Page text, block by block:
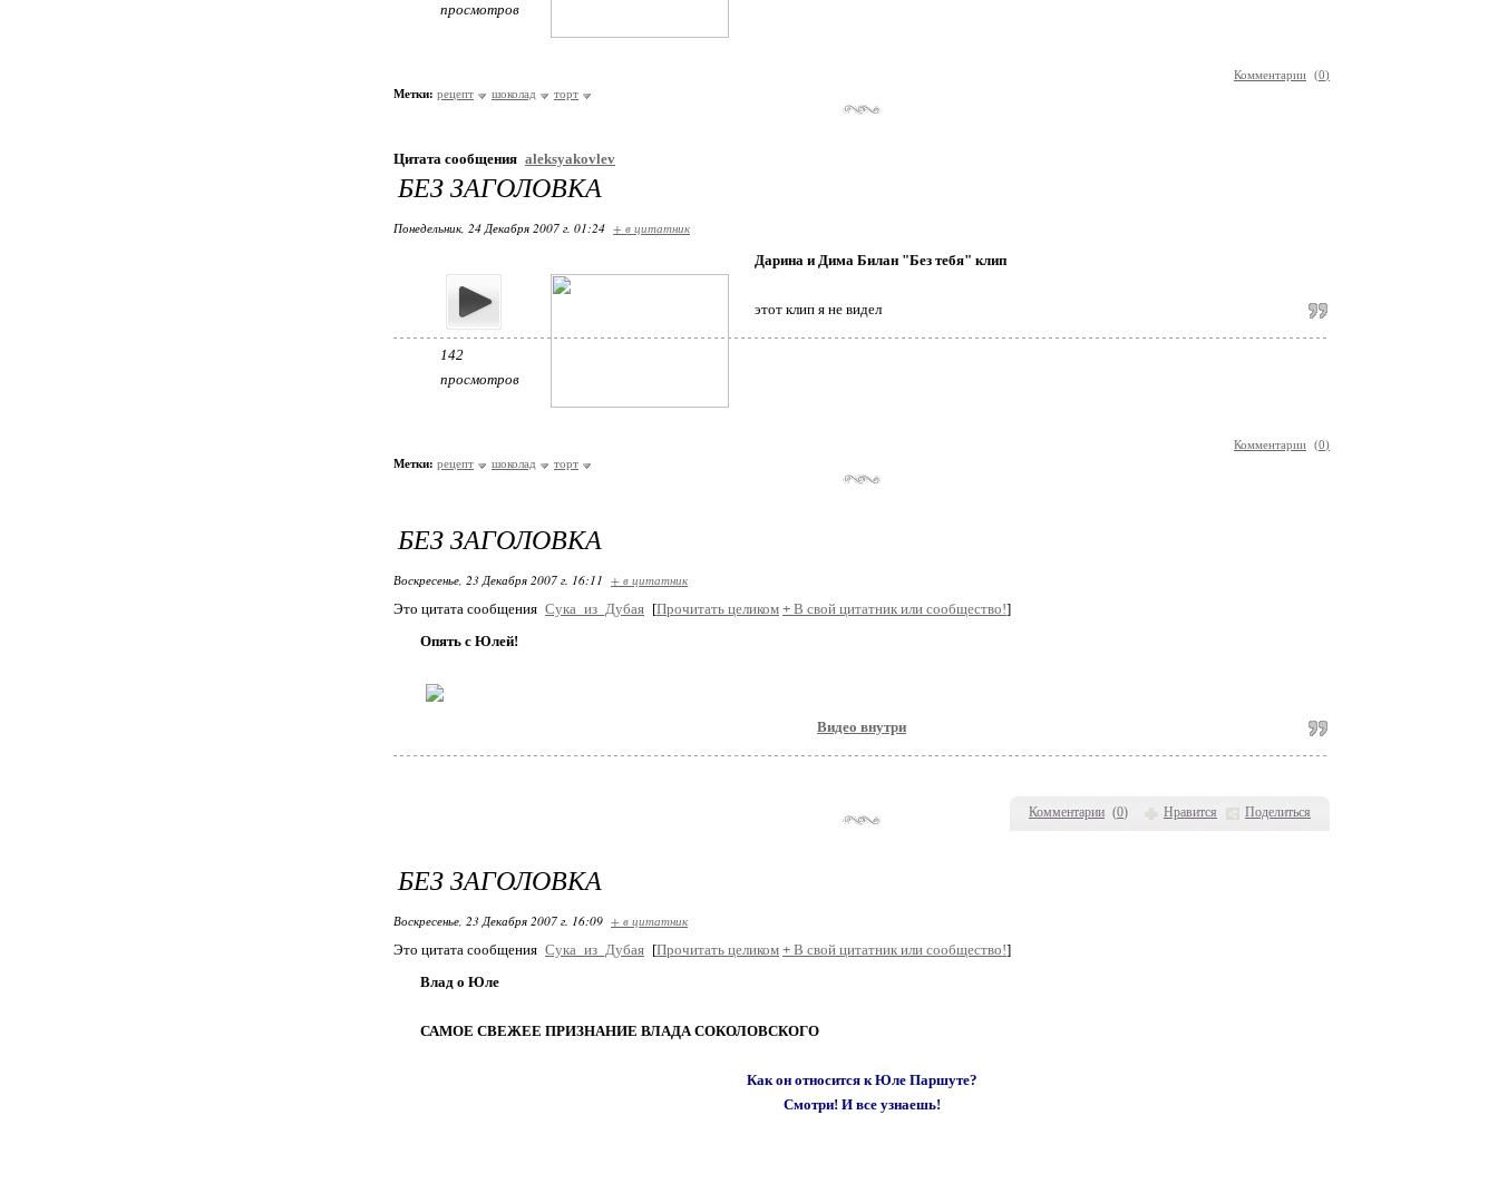
просмотров
Метки: рецепт шоколад торт
Комментарии (0)
Цитата сообщения aleksyakovlev
БЕЗ ЗАГОЛОВКА
Понедельник, 24 Декабря 2007 г. 01:24 + в цитатник
142
просмотров
Дарина и Дима Билан "Без тебя" клип
этот клип я не видел
Метки: рецепт шоколад торт
Комментарии (0)
Комментарии (0) Нравится Поделиться
БЕЗ ЗАГОЛОВКА
Воскресенье, 23 Декабря 2007 г. 16:11 + в цитатник
Это цитата сообщения Сука_из_Дубая [Прочитать целиком + В свой цитатник или сообщество!]
Опять с Юлей!
Видео внутри
БЕЗ ЗАГОЛОВКА
Воскресенье, 23 Декабря 2007 г. 16:09 + в цитатник
Это цитата сообщения Сука_из_Дубая [Прочитать целиком + В свой цитатник или сообщество!]
Влад о Юле
САМОЕ СВЕЖЕЕ ПРИЗНАНИЕ ВЛАДА СОКОЛОВСКОГО
Как он относится к Юле Паршуте?
Смотри! И все узнаешь!